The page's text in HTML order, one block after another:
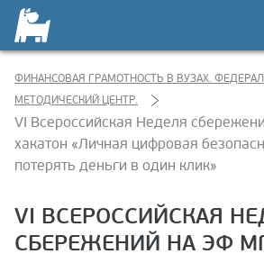
ФИНАНСОВАЯ ГРАМОТНОСТЬ В ВУЗАХ.
МЕТОДИЧЕСКИЙ ЦЕНТР.
VI Всероссийская Неделя
хакатон «Личная цифровая
потерять деньги в один клик»
VI ВСЕРОССИЙСКАЯ
СБЕРЕЖЕНИЙ НА ЭФ